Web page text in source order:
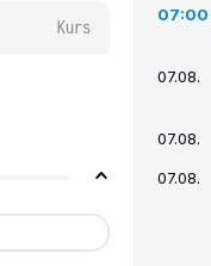
Kurs
07:00
07.08.
07.08.
07.08.